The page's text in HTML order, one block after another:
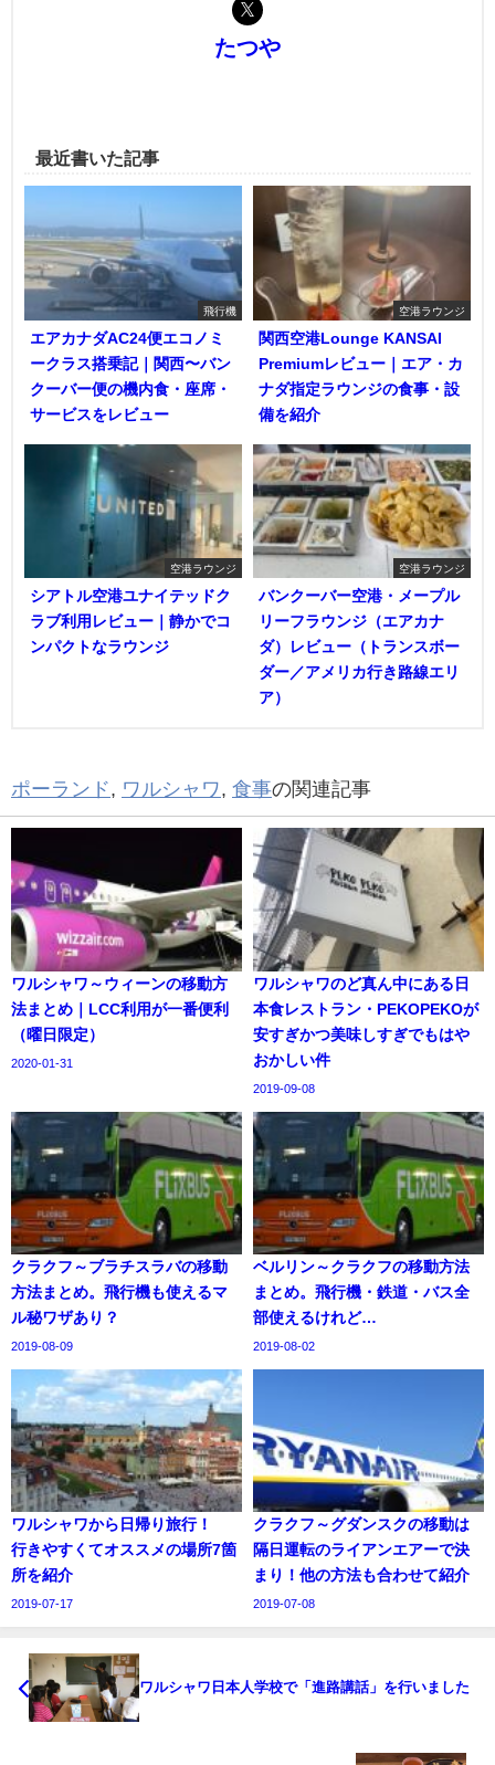
たつや
最近書いた記事
飛行機
エアカナダAC24便エコノミ
ークラス搭乗記｜関西〜バン
クーバー便の機内食・座席・
サービスをレビュー
空港ラウンジ
関西空港Lounge KANSAI
Premiumレビュー｜エア・カ
ナダ指定ラウンジの食事・設
備を紹介
空港ラウンジ
シアトル空港ユナイテッドク
ラブ利用レビュー｜静かでコ
ンパクトなラウンジ
空港ラウンジ
バンクーバー空港・メープル
リーフラウンジ（エアカナ
ダ）レビュー（トランスボー
ダー／アメリカ行き路線エリ
ア）
ポーランド, ワルシャワ, 食事の関連記事
ワルシャワ～ウィーンの移動方
法まとめ｜LCC利用が一番便利
（曜日限定）
2020-01-31
ワルシャワのど真ん中にある日
本食レストラン・PEKOPEKOが
安すぎかつ美味しすぎでもはや
おかしい件
2019-09-08
クラクフ～ブラチスラバの移動
方法まとめ。飛行機も使えるマ
ル秘ワザあり？
2019-08-09
ベルリン～クラクフの移動方法
まとめ。飛行機・鉄道・バス全
部使えるけれど…
2019-08-02
ワルシャワから日帰り旅行！
行きやすくてオススメの場所7箇
所を紹介
2019-07-17
クラクフ～グダンスクの移動は
隔日運転のライアンエアーで決
まり！他の方法も合わせて紹介
2019-07-08
ワルシャワ日本人学校で「進路講話」を行いました